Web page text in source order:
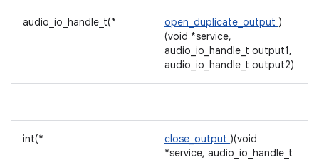
audio_io_handle_t(* open_duplicate_output )
(void *service,
audio_io_handle_t output1,
audio_io_handle_t output2)
int(* close_output )(void
*service, audio_io_handle_t